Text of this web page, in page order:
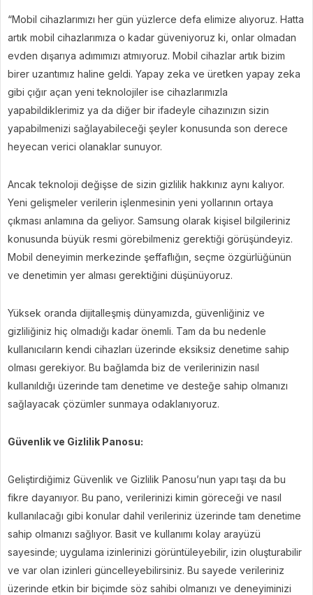
“Mobil cihazlarımızı her gün yüzlerce defa elimize alıyoruz. Hatta
artık mobil cihazlarımıza o kadar güveniyoruz ki, onlar olmadan
evden dışarıya adımımızı atmıyoruz. Mobil cihazlar artık bizim
birer uzantımız haline geldi. Yapay zeka ve üretken yapay zeka
gibi çığır açan yeni teknolojiler ise cihazlarımızla
yapabildiklerimiz ya da diğer bir ifadeyle cihazınızın sizin
yapabilmenizi sağlayabileceği şeyler konusunda son derece
heyecan verici olanaklar sunuyor.
Ancak teknoloji değişse de sizin gizlilik hakkınız aynı kalıyor.
Yeni gelişmeler verilerin işlenmesinin yeni yollarının ortaya
çıkması anlamına da geliyor. Samsung olarak kişisel bilgileriniz
konusunda büyük resmi görebilmeniz gerektiği görüşündeyiz.
Mobil deneyimin merkezinde şeffaflığın, seçme özgürlüğünün
ve denetimin yer alması gerektiğini düşünüyoruz.
Yüksek oranda dijitalleşmiş dünyamızda, güvenliğiniz ve
gizliliğiniz hiç olmadığı kadar önemli. Tam da bu nedenle
kullanıcıların kendi cihazları üzerinde eksiksiz denetime sahip
olması gerekiyor. Bu bağlamda biz de verilerinizin nasıl
kullanıldığı üzerinde tam denetime ve desteğe sahip olmanızı
sağlayacak çözümler sunmaya odaklanıyoruz.
Güvenlik ve Gizlilik Panosu:
Geliştirdiğimiz Güvenlik ve Gizlilik Panosu’nun yapı taşı da bu
fikre dayanıyor. Bu pano, verilerinizi kimin göreceği ve nasıl
kullanılacağı gibi konular dahil verileriniz üzerinde tam denetime
sahip olmanızı sağlıyor. Basit ve kullanımı kolay arayüzü
sayesinde; uygulama izinlerinizi görüntüleyebilir, izin oluşturabilir
ve var olan izinleri güncelleyebilirsiniz. Bu sayede verileriniz
üzerinde etkin bir biçimde söz sahibi olmanızı ve deneyiminizi